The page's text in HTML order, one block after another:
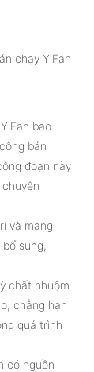
bao
bán
đoạn này
và mang
sung,
chất nhuộm
chẳng hạn
quá trình
có nguồn